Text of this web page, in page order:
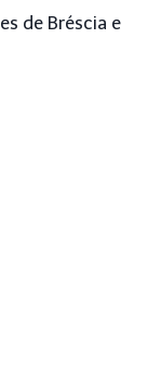
de Bréscia e